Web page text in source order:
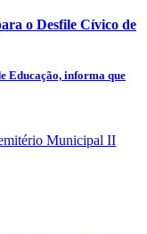
o Desfile Cívico de
Educação, informa que